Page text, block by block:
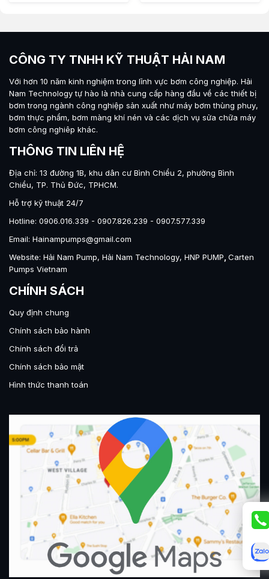
CÔNG TY TNHH KỸ THUẬT HẢI NAM
Với hơn 10 năm kinh nghiệm trong lĩnh vực bơm công nghiệp. Hải
Nam Technologytự hào là nhà cung cấp hàng đầu về các thiết bị
bơm trong ngành công nghiệp sản xuất như máy bơm thùng phuy,
bơm thực phẩm, bơm màng khí nén và các dịch vụ sửa chữa máy
bơm công nghiêp khác.
THÔNG TIN LIÊN HỆ
Địa chỉ: 13 đường 1B, khu dân cư Bình Chiểu 2, phường Bình
Chiểu, TP. Thủ Đức, TPHCM.
Hỗ trợ kỹ thuật 24/7
Hotline: 0906.016.339 - 0907.826.239 - 0907.577.339
Email: Hainampumps@gmail.com
Website: Hải Nam Pump, Hải Nam Technology, HNP PUMP, Carten
Pumps Vietnam
CHÍNH SÁCH
Quy định chung
Chính sách bảo hành
Chính sách đổi trả
Chính sách bảo mật
Hình thức thanh toán